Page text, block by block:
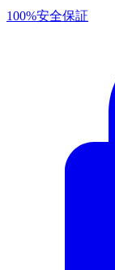
100%安全保証